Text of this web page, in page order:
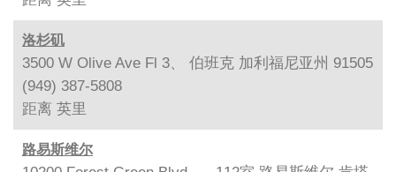
洛杉矶
3500 W Olive Ave Fl 3、 伯班克 加利福尼亚州 91505
(949) 387-5808
距离 英里
路易斯维尔